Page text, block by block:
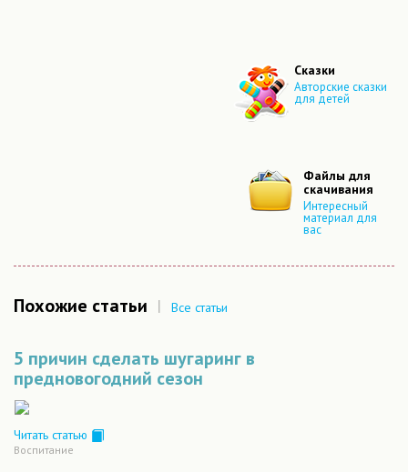
Сказки
Авторские сказки
для детей
Файлы для
скачивания
Интересный
материал для
вас
Похожие статьи | Все статьи
5 причин сделать шугаринг в
предновогодний сезон
Читать статью
Воспитание